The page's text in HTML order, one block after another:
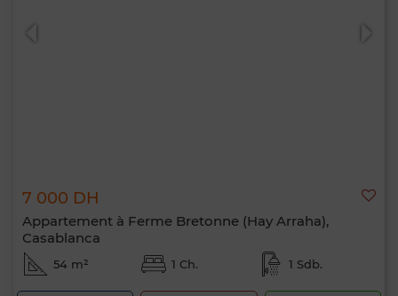
7 000 DH
Appartement à Ferme Bretonne (Hay Arraha),
Casablanca
54 m² 1 Ch. 1 Sdb.